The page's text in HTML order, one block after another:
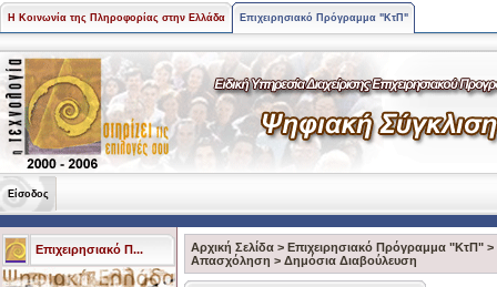
Η Κοινωνία της Πληροφορίας στην Ελλάδα Επιχειρησιακό Πρόγραμμα "ΚτΠ"
Είσοδος
Επιχειρησιακό Π... Αρχική Σελίδα > Επιχειρησιακό Πρόγραμμα "ΚτΠ" >
Aπασχόληση > Δημόσια Διαβούλευση